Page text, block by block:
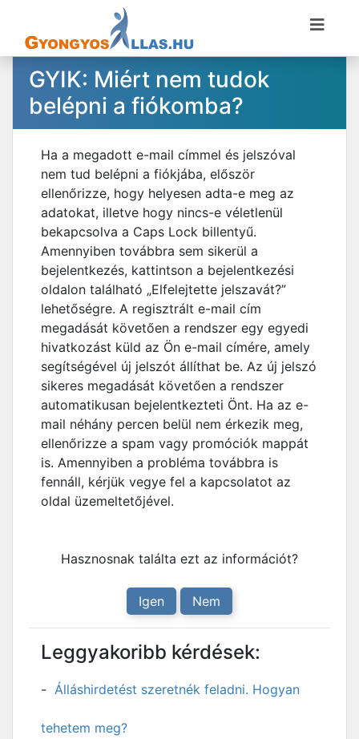
GYIK: Miért nem tudok
belépni a fiókomba?
Ha a megadott e-mail címmel és jelszóval
nem tud belépni a fiókjába, először
ellenőrizze, hogy helyesen adta-e meg az
adatokat, illetve hogy nincs-e véletlenül
bekapcsolva a Caps Lock billentyű.
Amennyiben továbbra sem sikerül a
bejelentkezés, kattintson a bejelentkezési
oldalon található „Elfelejtette jelszavát?”
lehetőségre. A regisztrált e-mail cím
megadását követően a rendszer egy egyedi
hivatkozást küld az Ön e-mail címére, amely
segítségével új jelszót állíthat be. Az új jelszó
sikeres megadását követően a rendszer
automatikusan bejelentkezteti Önt. Ha az e-
mail néhány percen belül nem érkezik meg,
ellenőrizze a spam vagy promóciók mappát
is. Amennyiben a probléma továbbra is
fennáll, kérjük vegye fel a kapcsolatot az
oldal üzemeltetőjével.
Hasznosnak találta ezt az információt?
Igen Nem
Leggyakoribb kérdések:
Álláshirdetést szeretnék feladni. Hogyan
tehetem meg?